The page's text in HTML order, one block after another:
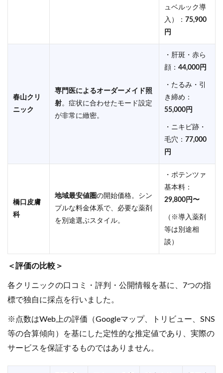
ュベルック導
入）： 75,900
円
春山クリ
ニック
専門医によるオーダーメイド照
射。症状に合わせたモード設定
が非常に緻密。
・肝斑・赤ら
顔： 44,000円
・たるみ・引
き締め：
55,000円
・ニキビ跡・
毛穴： 77,000
円
橋口皮膚
科
地域最安値圏の開始価格。シン
プルな料金体系で、必要な薬剤
を別途選ぶスタイル。
・ポテンツァ
基本料：
29,800円〜
（※導入薬剤
等は別途相
談）
＜評価の比較＞
各クリニックの口コミ・評判・公開情報を基に、7つの指
標で独自に採点を行いました。
※点数はWeb上の評価（Googleマップ、トリビュー、SNS
等の合算傾向）を基にした定性的な推定値であり、実際の
サービスを保証するものではありません。